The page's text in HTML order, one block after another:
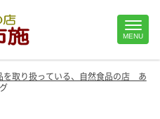
MENU
を取り扱っている、自然食品の店 あ